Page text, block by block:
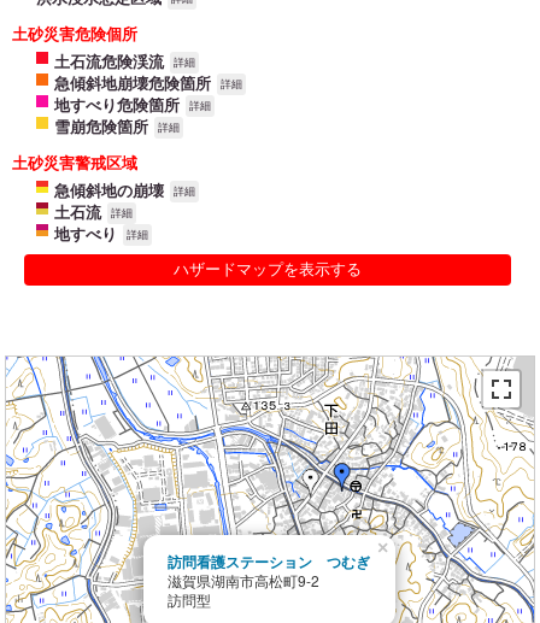
土砂災害危険個所
土石流危険渓流
詳細
急傾斜地崩壊危険箇所 詳細
地すべり危険箇所 詳細
雪崩危険箇所 詳細
土砂災害警戒区域
急傾斜地の崩壊
詳細
土石流 詳細
地すべり 詳細
ハザードマップを表示する
訪問看護ステーション つむぎ
滋賀県湖南市高松町9-2
訪問型
×